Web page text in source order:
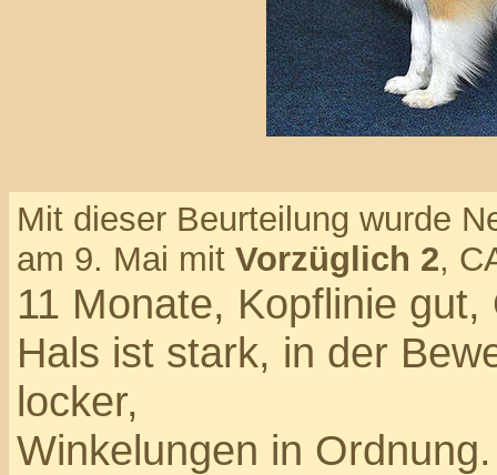
Mit dieser Beurteilung wurde
am 9. Mai mit Vorzüglich 2,
11 Monate, Kopflinie
Hals ist stark, in der
locker,
Winkelungen in Ordnung.